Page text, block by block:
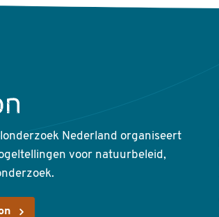
Nederland organiseert
voor natuurbeleid,